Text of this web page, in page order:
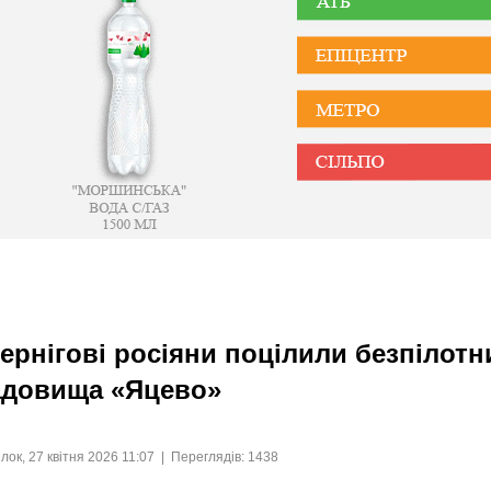
росіяни поцілили
«Яцево»
27 квітня 2026 11:07 | Переглядів: 1438